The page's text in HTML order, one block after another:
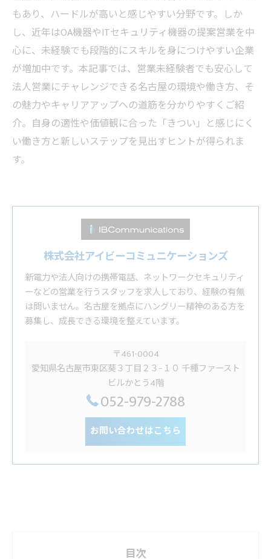
もあり、ハードルが高いと感じやすい分野です。しか
し、近年はOA機器やITセキュリティ機器の提案営業を中
心に、未経験でも段階的にスキルを身につけやすい企業
が増加中です。本記事では、営業未経験者でも安心して
法人営業にチャレンジできる名古屋の環境や働き方、そ
の魅力やキャリアアップへの道筋を分かりやすくご紹
介。自身の適性や価値観に合った「きつい」と感じにく
い働き方と新しいステップを見出すヒントが得られま
す。
株式会社アイビーコミュニケーションズ
新電力や法人向けの携帯電話、ネットワークセキュリティ
ーなどの営業を行うスタッフを求人しており、経験の有無
は問いません。名古屋を拠点にハングリー精神のある方を
募集し、成長できる環境を整えています。
〒461-0004
愛知県名古屋市東区葵３丁目２３−１０ 千種ファースト
ビルかとう4階
052-979-2788
お問い合わせはこちら
目次